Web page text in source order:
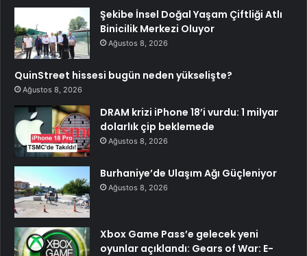
Şekibe İnsel Doğal Yaşam Çiftliği Atlı
Binicilik Merkezi Oluyor
Ağustos 8, 2026
QuinStreet hissesi bugün neden yükselişte?
Ağustos 8, 2026
DRAM krizi iPhone 18’i vurdu: 1 milyar
dolarlık çip beklemede
Ağustos 8, 2026
Burhaniye’de Ulaşım Ağı Güçleniyor
Ağustos 8, 2026
Xbox Game Pass’e gelecek yeni
oyunlar açıklandı: Gears of War: E-